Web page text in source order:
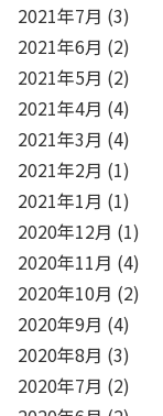
2021年7月 (3)
2021年6月 (2)
2021年5月 (2)
2021年4月 (4)
2021年3月 (4)
2021年2月 (1)
2021年1月 (1)
2020年12月 (1)
2020年11月 (4)
2020年10月 (2)
2020年9月 (4)
2020年8月 (3)
2020年7月 (2)